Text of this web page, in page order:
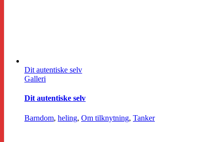
Dit autentiske selv
Galleri
Dit autentiske selv
Barndom, heling, Om tilknytning, Tanker